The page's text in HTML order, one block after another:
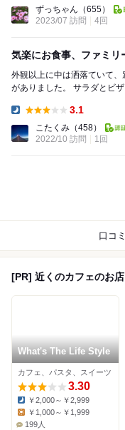
ずっちゃん （655）
2023/07 訪問
4回
気楽にお食事、ファミリ
外観以上に中は洒落ていて
がありました。 サラダとビザを２枚オーダー。 サラダは山盛りでまずま
3.1
こたくみ （458）
2022/10 訪問
1回
口コ
[PR] 近くのカフェのお店
What's The Life Style
カフェ、パスタ、スイーツ
3.30
Dinner:
￥2,000～￥2,999
￥1,000～￥1,999
199人